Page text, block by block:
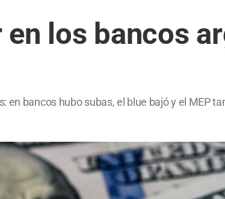
los bancos
bancos hubo subas, el blue bajó y el MEP